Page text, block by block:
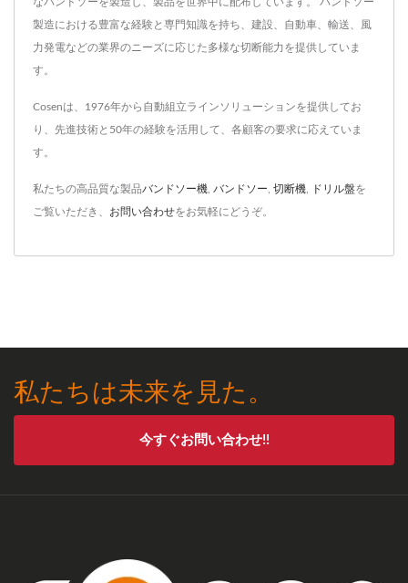
製造における豊富な経験と専門知識を持ち、建設、自動車、輸送、風
力発電などの業界のニーズに応じた多様な切断能力を提供していま
す。
Cosenは、1976年から自動組立ラインソリューションを提供してお
り、先進技術と50年の経験を活用して、各顧客の要求に応えていま
す。
私たちの高品質な製品バンドソー機 バンドソー 切断機 ドリル盤を
ご覧いただき、 お問い合わせをお気軽にどうぞ。
私たちは未来を見た。
今すぐお問い合わせ!!